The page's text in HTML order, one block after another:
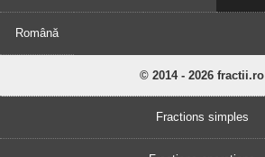
Română
© 2014 - 2026 fractii.ro
Fractions simples